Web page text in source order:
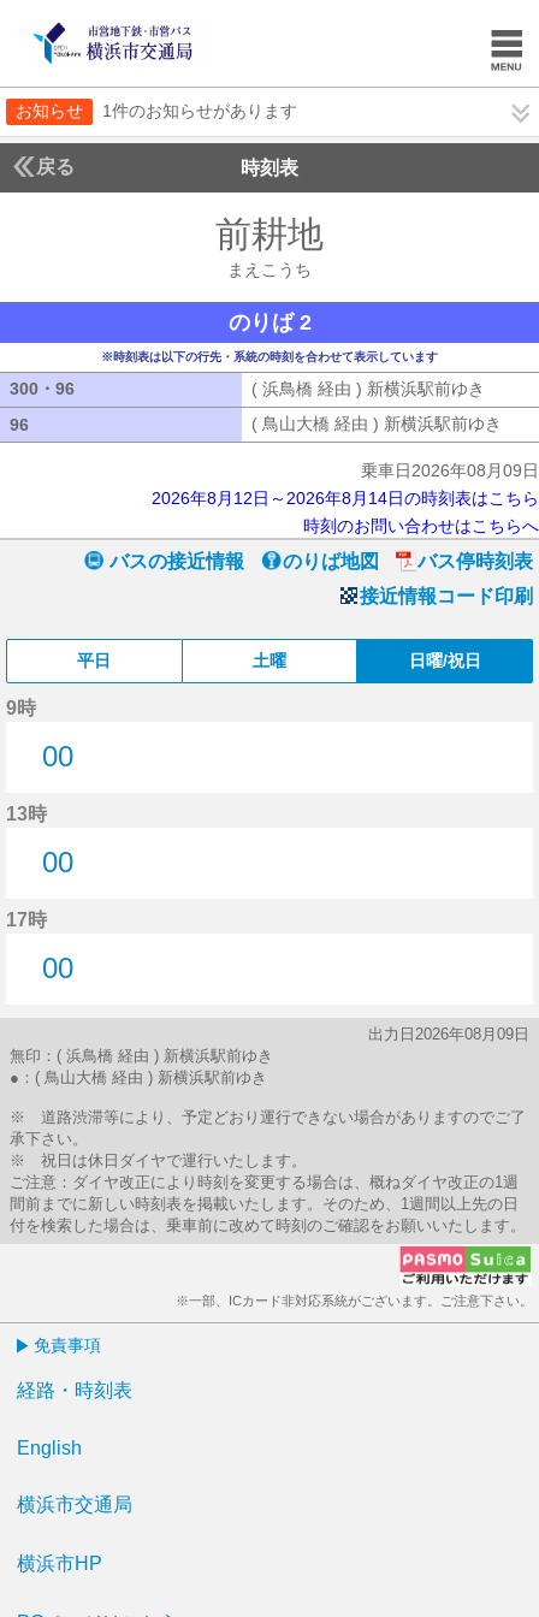
お知らせ 1件のお知らせがあります
戻る 時刻表
前耕地
まえこうち
のりば 2
※時刻表は以下の行先・系統の時刻を合わせて表示しています
300・96 ( 浜鳥橋 経由 ) 新横浜駅前ゆき
96
( 鳥山大橋 経由 ) 新横浜駅前ゆき
乗車日2026年08月09日
2026年8月12日～2026年8月14日の時刻表はこちら
時刻のお問い合わせはこちらへ
バスの接近情報 のりば地図
バス停時刻表
接近情報コード印刷
平日 土曜 日曜/祝日
9時
00
13時
00
17時
00
出力日2026年08月09日
無印：( 浜鳥橋 経由 ) 新横浜駅前ゆき
●：( 鳥山大橋 経由 ) 新横浜駅前ゆき
※ 道路渋滞等により、予定どおり運行できない場合がありますのでご了
承下さい。
※ 祝日は休日ダイヤで運行いたします。
ご注意：ダイヤ改正により時刻を変更する場合は、概ねダイヤ改正の1週
間前までに新しい時刻表を掲載いたします。そのため、1週間以上先の日
付を検索した場合は、乗車前に改めて時刻のご確認をお願いいたします。
※一部、ICカード非対応系統がございます。ご注意下さい。
免責事項
経路・時刻表
English
横浜市交通局
横浜市HP